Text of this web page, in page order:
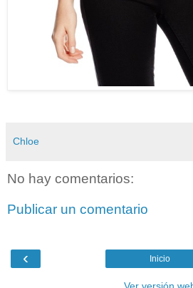
Chloe
No hay comentarios:
Publicar un comentario
‹ Inicio
Ver versión